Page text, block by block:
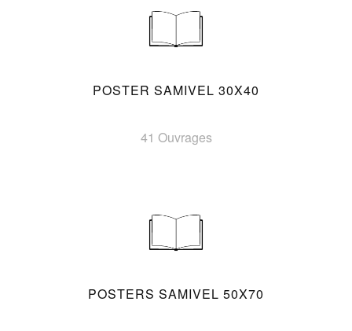
POSTER SAMIVEL 30X40
41 Ouvrages
POSTERS SAMIVEL 50X70